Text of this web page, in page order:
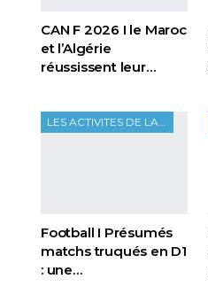
CAN F 2026 I le Maroc
et l’Algérie
réussissent leur…
LES ACTIVITES DE LA FTF
Football I Présumés
matchs truqués en D1
: une…